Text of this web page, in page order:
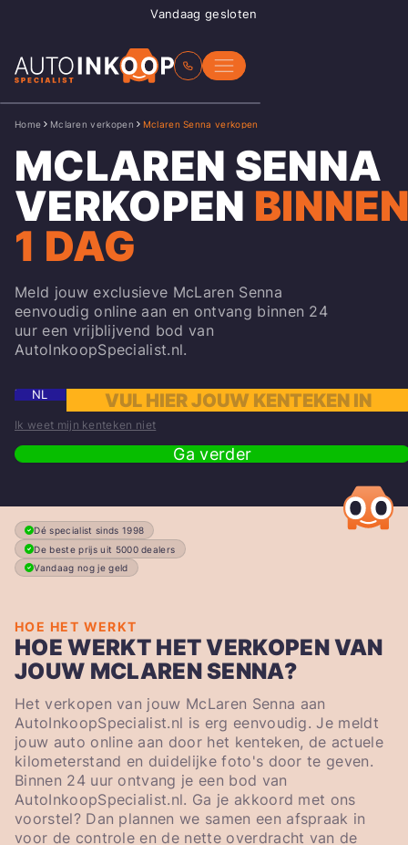
Vandaag gesloten
Home Mclaren verkopen Mclaren Senna verkopen
MCLAREN SENNA
VERKOPEN
1 DAG
Meld jouw exclusieve McLaren Senna
eenvoudig online aan en ontvang binnen 24
uur een vrijblijvend bod van
AutoInkoopSpecialist.nl.
NL
Ik weet mijn kenteken niet
Ga verder
Dé specialist sinds 1998
De beste prijs uit 5000 dealers
Vandaag nog je geld
HOE HET WERKT
HOE WERKT HET VERKOPEN VAN
JOUW MCLAREN SENNA?
Het verkopen van jouw McLaren Senna aan
AutoInkoopSpecialist.nl is erg eenvoudig. Je meldt
jouw auto online aan door het kenteken, de actuele
kilometerstand en duidelijke foto's door te geven.
Binnen 24 uur ontvang je een bod van
AutoInkoopSpecialist.nl. Ga je akkoord met ons
voorstel? Dan plannen we samen een afspraak in
voor de controle en de nette overdracht van de